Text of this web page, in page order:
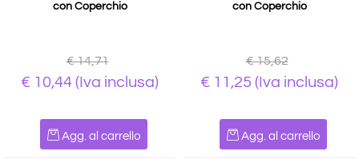
con Coperchio
€ 14,71
€ 10,44 (Iva inclusa)
Agg. al carrello
con Coperchio
€ 15,62
€ 11,25 (Iva inclusa)
Agg. al carrello